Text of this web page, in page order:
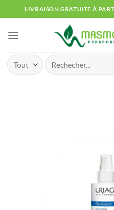
au
contenu
LIVRAISON GRATUITE À
Recherche
pour :